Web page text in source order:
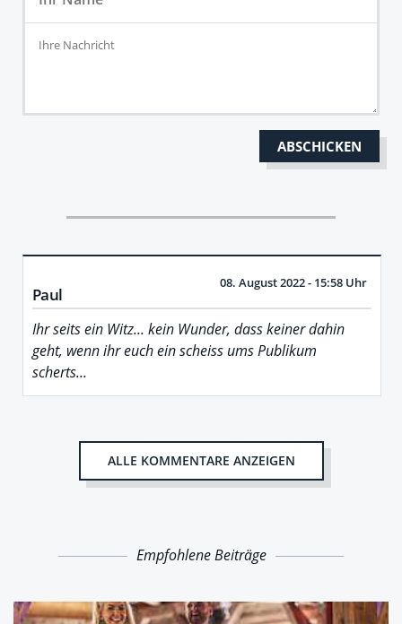
Paul
08. August 2022 - 15:58 Uhr
Ihr seits ein Witz... kein Wunder, dass keiner dahin
geht, wenn ihr euch ein scheiss ums Publikum
scherts...
ALLE KOMMENTARE ANZEIGEN
Empfohlene Beiträge